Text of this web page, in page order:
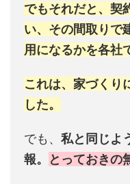
でもそれだと、契
い、その間取りで
用になるかを各社
これは、家づくり
した。
でも、 私と同じよ
報。
とっておきの